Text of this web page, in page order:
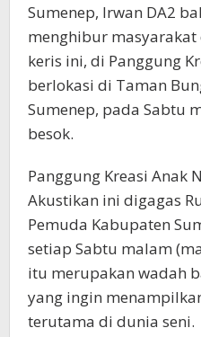
Sumenep, Irwan DA2
menghibur masyarakat
keris ini, di Panggung
berlokasi di Taman
Sumenep, pada Sabtu
besok.
Panggung Kreasi Anak
Akustikan ini digagas
Pemuda Kabupaten
setiap Sabtu malam
itu merupakan wadah
yang ingin
terutama di dunia seni.